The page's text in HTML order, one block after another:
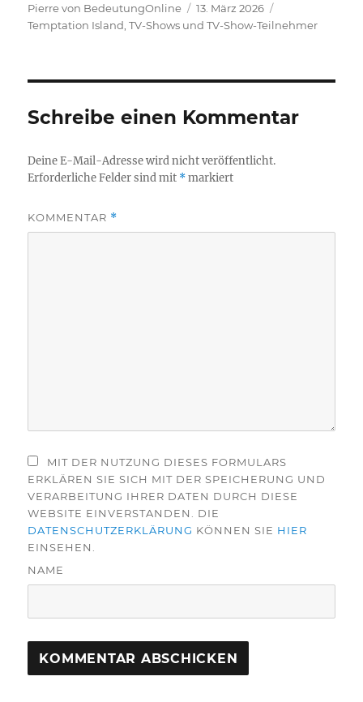
Autor
Pierre von BedeutungOnline
Veröffentlicht
am
13. März 2026
Temptation Island ,TV-Shows und TV-Show-Teilnehmer
Schreibe einen Kommentar
Deine E-Mail-Adresse wird nicht veröffentlicht.
Erforderliche Felder sind mit *markiert
KOMMENTAR *
MIT DER NUTZUNG DIESES FORMULARS
ERKLÄREN SIE SICH MIT DER SPEICHERUNG UND
VERARBEITUNG IHRER DATEN DURCH DIESE
WEBSITE EINVERSTANDEN. DIE
DATENSCHUTZERKLÄRUNG KÖNNEN SIE HIER
EINSEHEN.
NAME